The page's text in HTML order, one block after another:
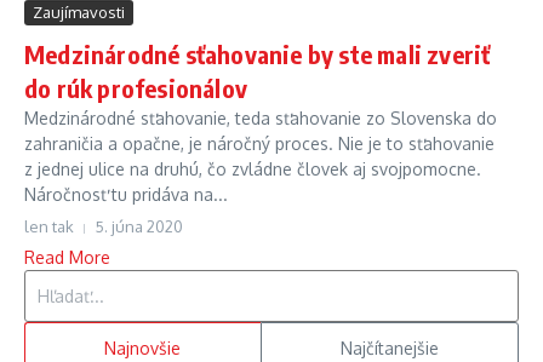
Zaujímavosti
Medzinárodné sťahovanie by ste mali zveriť
do rúk profesionálov
Medzinárodné sťahovanie, teda sťahovanie zo Slovenska do
zahraničia a opačne, je náročný proces. Nie je to sťahovanie
z jednej ulice na druhú, čo zvládne človek aj svojpomocne.
Náročnosť tu pridáva na...
len tak 5. júna 2020
Read More
Najnovšie Najčítanejšie